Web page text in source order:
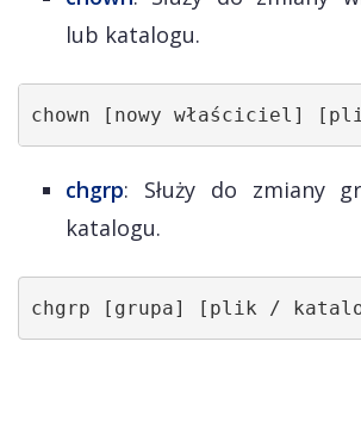
lub katalogu.
chown [nowy właściciel]
chgrp: Służy do zmiany
katalogu.
chgrp [grupa] [plik /